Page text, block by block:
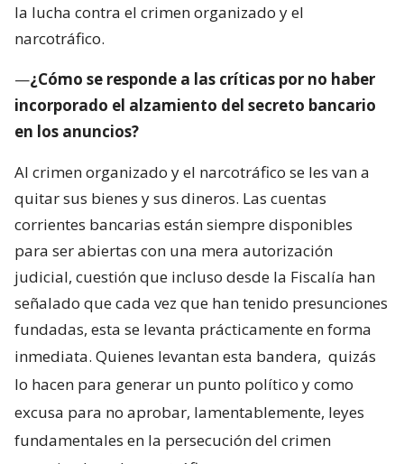
la lucha contra el crimen organizado y el
narcotráfico.
—¿Cómo se responde a las críticas por no haber
incorporado el alzamiento del secreto bancario
en los anuncios?
Al crimen organizado y el narcotráfico se les van a
quitar sus bienes y sus dineros. Las cuentas
corrientes bancarias están siempre disponibles
para ser abiertas con una mera autorización
judicial, cuestión que incluso desde la Fiscalía han
señalado que cada vez que han tenido presunciones
fundadas, esta se levanta prácticamente en forma
inmediata. Quienes levantan esta bandera, quizás
lo hacen para generar un punto político y como
excusa para no aprobar, lamentablemente, leyes
fundamentales en la persecución del crimen